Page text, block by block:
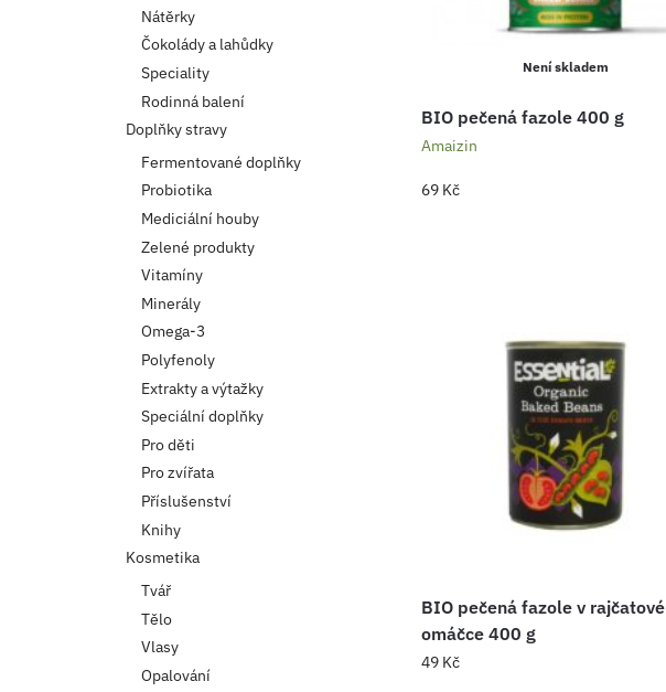
Není skladem
BIO pečená fazole 400 g
Amaizin
69 Kč
BIO pečená fazole v rajčatové
omáčce 400 g
49 Kč
Nátěrky
Čokolády a lahůdky
Speciality
Rodinná balení
Doplňky stravy
Fermentované doplňky
Probiotika
Mediciální houby
Zelené produkty
Vitamíny
Minerály
Omega-3
Polyfenoly
Extrakty a výtažky
Speciální doplňky
Pro děti
Pro zvířata
Příslušenství
Knihy
Kosmetika
Tvář
Tělo
Vlasy
Opalování